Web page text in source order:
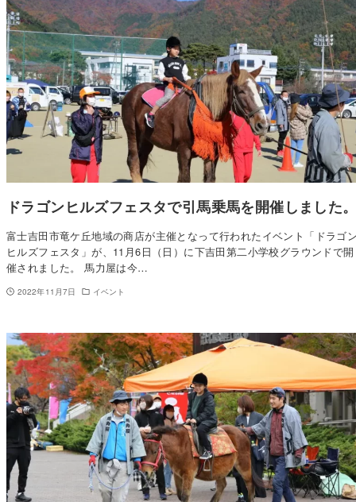
ドラゴンヒルズフェスタで引馬乗馬を開催しました
富士吉田市竜ケ丘地域の商店が主催となって行われたイベント「ドラゴ
ヒルズフェスタ」が、11月6日（日）に下吉田第二小学校グラウンドで開
催されました。 馬力屋は今…
2022年11月7日 イベント